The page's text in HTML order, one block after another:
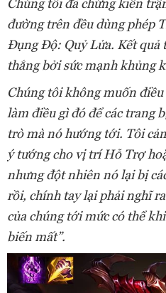
Chúng tôi đã chứng kiến
đường trên đều dùng phép
Đụng Độ: Quỷ Lửa. Kết quả
thắng bởi sức mạnh khủng
Chúng tôi không muốn
làm điều gì đó để các trang
trò mà nó hướng tới. Tôi
ý tướng cho vị trí Hỗ Trợ
nhưng đột nhiên nó lại bị
rồi, chính tay lại phải nghĩ
của chúng tới mức có thể
biến mất”.